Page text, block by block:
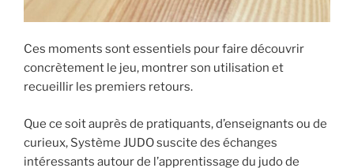
Ces moments sont essentiels pour faire découvrir
concrètement le jeu, montrer son utilisation et
recueillir les premiers retours.
Que ce soit auprès de pratiquants, d’enseignants ou de
curieux, Système JUDO suscite des échanges
intéressants autour de l’apprentissage du judo de